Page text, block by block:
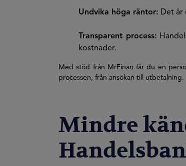
Undvika höga räntor: Det är
Transparent process:
kostnader.
Med stöd från MrFinan får du en
processen, från ansökan till utbetalning.
Mindre